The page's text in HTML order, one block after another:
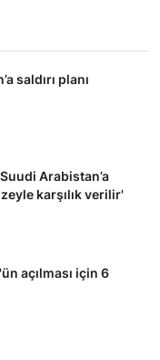
saldırı planı
Arabistan’a
karşılık verilir'
açılması için 6